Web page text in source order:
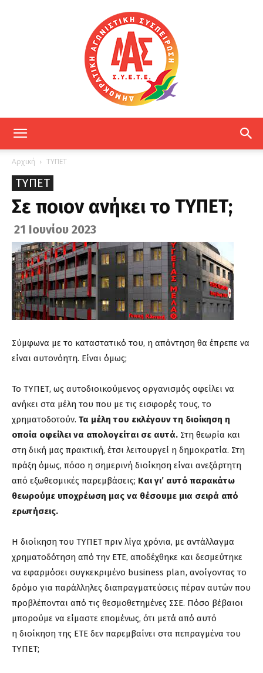
Αρχική ΤΥΠΕΤ
ΤΥΠΕΤ
Σε ποιον ανήκει το ΤΥΠΕΤ;
21 Ιουνίου 2023
Σύμφωνα με το καταστατικό του, η απάντηση θα έπρεπε να
είναι αυτονόητη. Είναι όμως;
Το ΤΥΠΕΤ, ως αυτοδιοικούμενος οργανισμός οφείλει να
ανήκει στα μέλη του που με τις εισφορές τους, το
χρηματοδοτούν. Τα μέλη του εκλέγουν τη διοίκηση η
οποία οφείλει να απολογείται σε αυτά. Στη θεωρία και
στη δική μας πρακτική, έτσι λειτουργεί η δημοκρατία. Στη
πράξη όμως, πόσο η σημερινή διοίκηση είναι ανεξάρτητη
από εξωθεσμικές παρεμβάσεις; Και γι’ αυτό παρακάτω
θεωρούμε υποχρέωση μας να θέσουμε μια σειρά από
ερωτήσεις.
Η διοίκηση του ΤΥΠΕΤ πριν λίγα χρόνια, με αντάλλαγμα
χρηματοδότηση από την ΕΤΕ, αποδέχθηκε και δεσμεύτηκε
να εφαρμόσει συγκεκριμένο business plan, ανοίγοντας το
δρόμο για παράλληλες διαπραγματεύσεις πέραν αυτών που
προβλέπονται από τις θεσμοθετημένες ΣΣΕ. Πόσο βέβαιοι
μπορούμε να είμαστε επομένως, ότι μετά από αυτό
η διοίκηση της ΕΤΕ δεν παρεμβαίνει στα πεπραγμένα του
ΤΥΠΕΤ;